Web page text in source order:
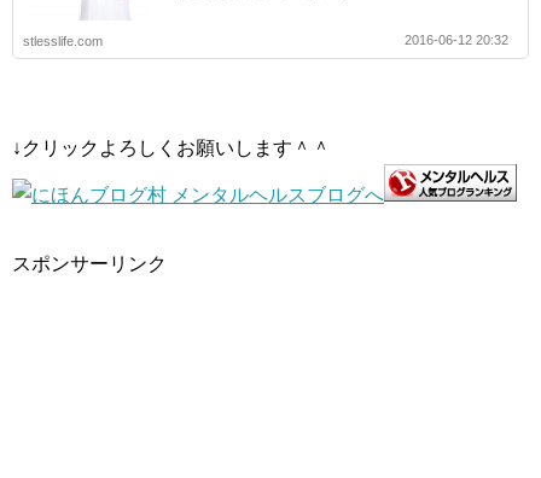
stlesslife.com 2016-06-12 20:32
↓クリックよろしくお願いします＾＾
スポンサーリンク